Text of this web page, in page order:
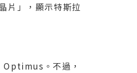
片」，顯示特斯拉
Optimus。不過，